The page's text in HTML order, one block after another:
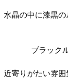
水晶の中に漆黒
ブラック
近寄りがたい雰